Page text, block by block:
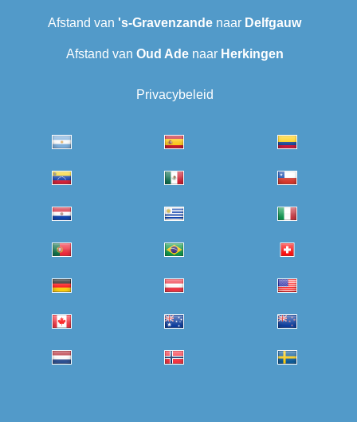
Afstand van 's-Gravenzande naar Delfgauw
Afstand van Oud Adenaar Herkingen
Privacybeleid